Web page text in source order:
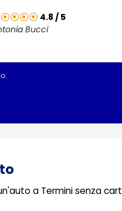
4.8 / 5
Bucci
a Termini senza